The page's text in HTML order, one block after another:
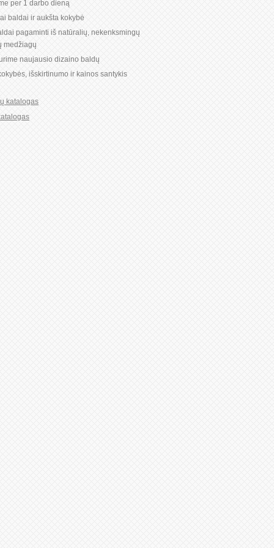
per 1 darbo dieną
baldai ir aukšta kokybė
pagaminti iš natūralių, nekenksmingų
medžiagų
naujausio dizaino baldų
išskirtinumo ir kainos santykis
katalogas